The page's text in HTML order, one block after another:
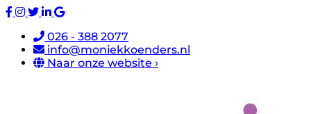
026 - 388 2077
info@moniekkoenders.nl
Naar onze website ›